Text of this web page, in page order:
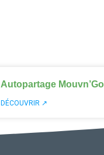
Autopartage Mouvn’Go
DÉCOUVRIR ↗